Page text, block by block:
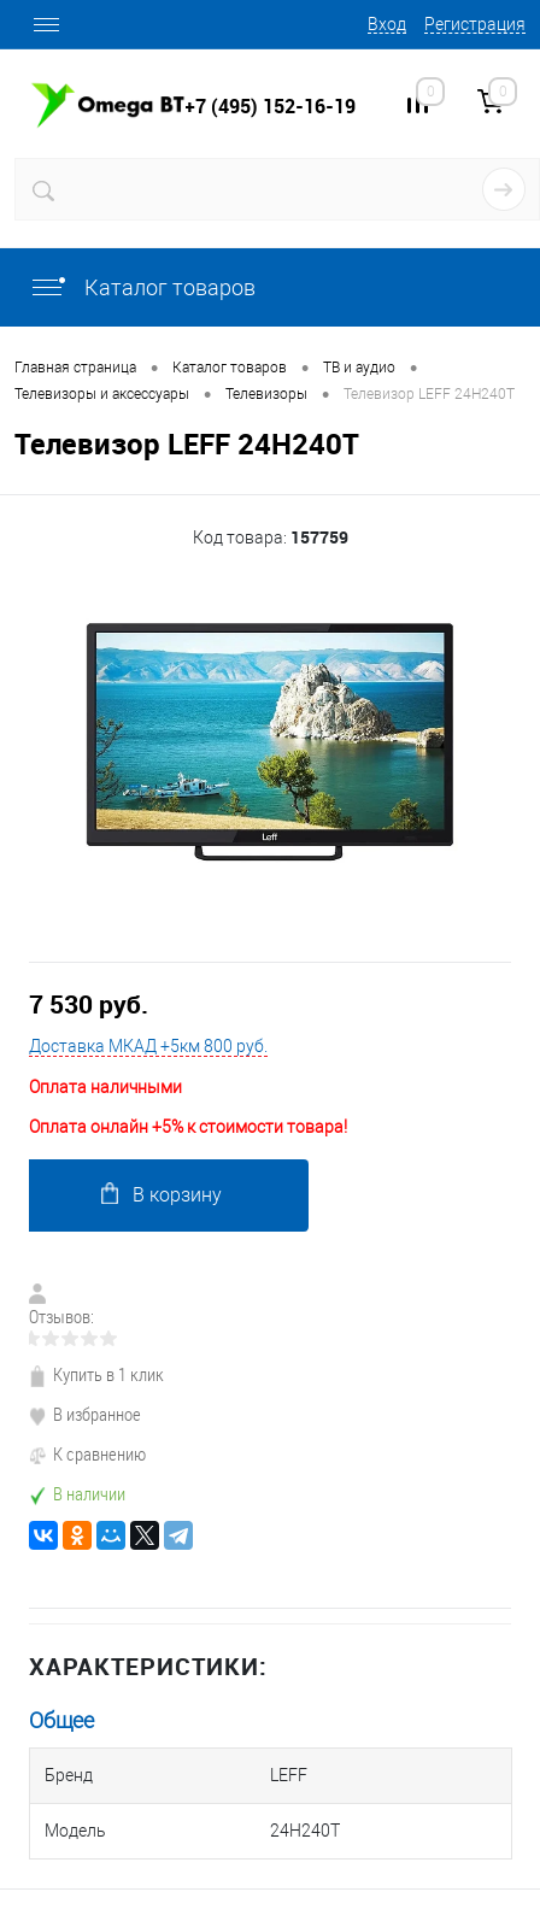
Вход Регистрация
+7 (495) 152-16-19
0 0
Каталог товаров
Главная страница • Каталог товаров • ТВ и аудио •
Телевизоры и аксессуары • Телевизоры • Телевизор LEFF 24H240T
Телевизор LEFF 24H240T
Код товара: 157759
7 530 руб.
Доставка МКАД +5км 800 руб.
Оплата наличными
Оплата онлайн +5% к стоимости товара!
В корзину
Отзывов:
Купить в 1 клик
В избранное
К сравнению
В наличии
ХАРАКТЕРИСТИКИ:
Общее
Бренд LEFF
Модель 24H240T